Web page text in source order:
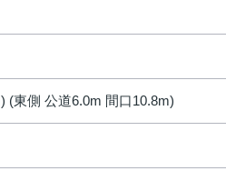
(東側 公道6.0m 間口10.8m)